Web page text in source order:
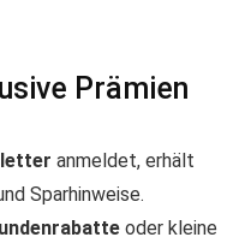
Prämien
anmeldet, erhält
Sparhinweise.
oder kleine